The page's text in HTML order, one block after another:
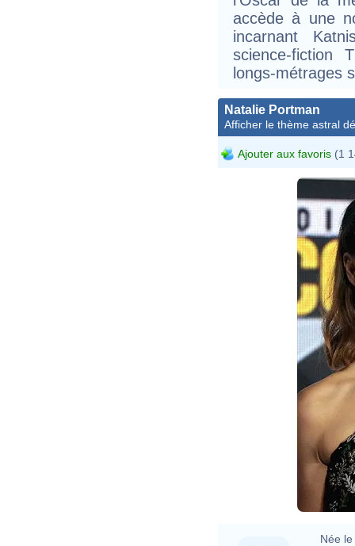
accède à une
incarnant
science-fiction
longs-métrages
Natalie Portman
Afficher le thème astral
Ajouter aux favoris (1
Née le